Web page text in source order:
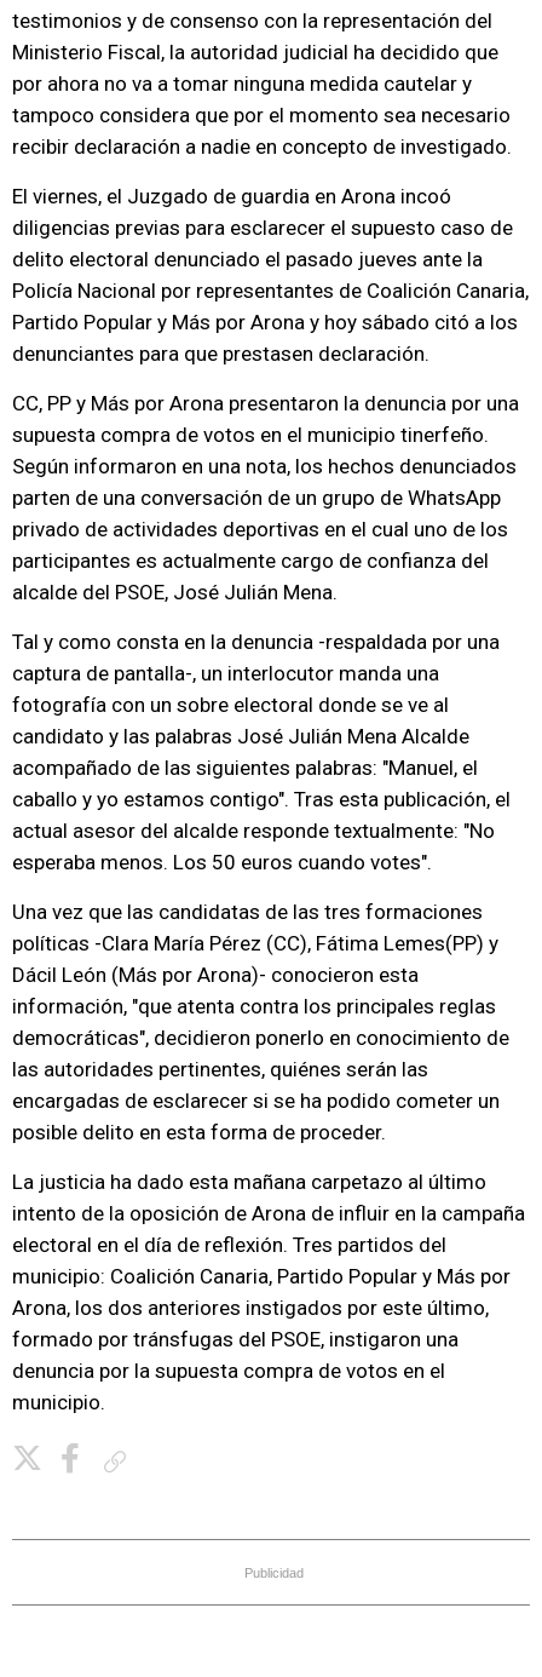
testimonios y de consenso con la representación del
Ministerio Fiscal, la autoridad judicial ha decidido que
por ahora no va a tomar ninguna medida cautelar y
tampoco considera que por el momento sea necesario
recibir declaración a nadie en concepto de investigado.
El viernes, el Juzgado de guardia en Arona incoó
diligencias previas para esclarecer el supuesto caso de
delito electoral denunciado el pasado jueves ante la
Policía Nacional por representantes de Coalición Canaria,
Partido Popular y Más por Arona y hoy sábado citó a los
denunciantes para que prestasen declaración.
CC, PP y Más por Arona presentaron la denuncia por una
supuesta compra de votos en el municipio tinerfeño.
Según informaron en una nota, los hechos denunciados
parten de una conversación de un grupo de WhatsApp
privado de actividades deportivas en el cual uno de los
participantes es actualmente cargo de confianza del
alcalde del PSOE, José Julián Mena.
Tal y como consta en la denuncia -respaldada por una
captura de pantalla-, un interlocutor manda una
fotografía con un sobre electoral donde se ve al
candidato y las palabras José Julián Mena Alcalde
acompañado de las siguientes palabras: "Manuel, el
caballo y yo estamos contigo". Tras esta publicación, el
actual asesor del alcalde responde textualmente: "No
esperaba menos. Los 50 euros cuando votes".
Una vez que las candidatas de las tres formaciones
políticas -Clara María Pérez (CC), Fátima Lemes(PP) y
Dácil León (Más por Arona)- conocieron esta
información, "que atenta contra los principales reglas
democráticas", decidieron ponerlo en conocimiento de
las autoridades pertinentes, quiénes serán las
encargadas de esclarecer si se ha podido cometer un
posible delito en esta forma de proceder.
La justicia ha dado esta mañana carpetazo al último
intento de la oposición de Arona de influir en la campaña
electoral en el día de reflexión. Tres partidos del
municipio: Coalición Canaria, Partido Popular y Más por
Arona, los dos anteriores instigados por este último,
formado por tránsfugas del PSOE, instigaron una
denuncia por la supuesta compra de votos en el
municipio.
Publicidad